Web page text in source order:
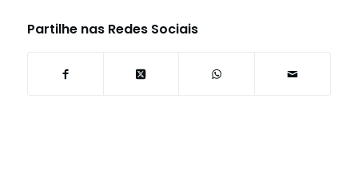
Partilhe nas Redes Sociais